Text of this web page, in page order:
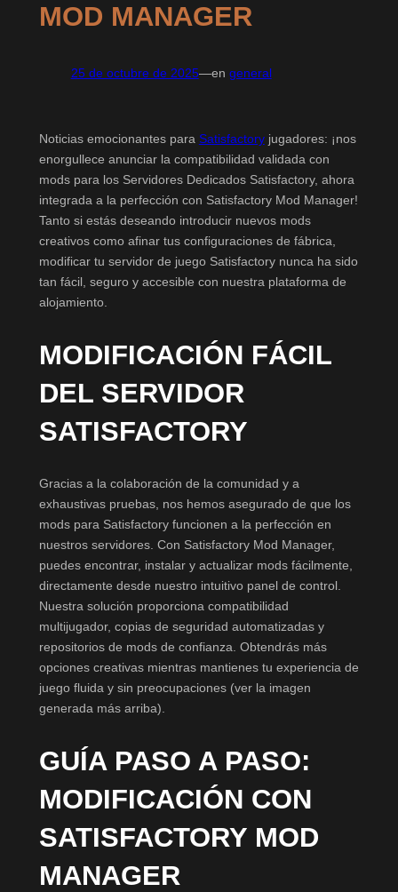
MOD MANAGER
25 de octubre de 2025—en general
Noticias emocionantes para Satisfactoryjugadores: ¡nos
enorgullece anunciar la compatibilidad validada con
mods para los Servidores Dedicados Satisfactory, ahora
integrada a la perfección con Satisfactory Mod Manager!
Tanto si estás deseando introducir nuevos mods
creativos como afinar tus configuraciones de fábrica,
modificar tu servidor de juego Satisfactory nunca ha sido
tan fácil, seguro y accesible con nuestra plataforma de
alojamiento.
MODIFICACIÓN FÁCIL
DEL SERVIDOR
SATISFACTORY
Gracias a la colaboración de la comunidad y a
exhaustivas pruebas, nos hemos asegurado de que los
mods para Satisfactory funcionen a la perfección en
nuestros servidores. Con Satisfactory Mod Manager,
puedes encontrar, instalar y actualizar mods fácilmente,
directamente desde nuestro intuitivo panel de control.
Nuestra solución proporciona compatibilidad
multijugador, copias de seguridad automatizadas y
repositorios de mods de confianza. Obtendrás más
opciones creativas mientras mantienes tu experiencia de
juego fluida y sin preocupaciones (ver la imagen
generada más arriba).
GUÍA PASO A PASO:
MODIFICACIÓN CON
SATISFACTORY MOD
MANAGER